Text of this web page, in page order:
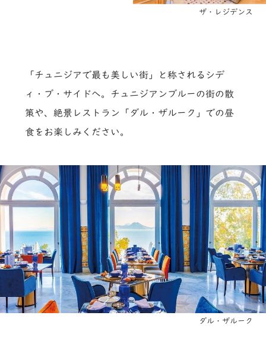
ザ・レジデンス
「チュニジアで最も美しい街」と称されるシデ
ィ・ブ・サイドへ。チュニジアンブルーの街の散
策や、絶景レストラン「ダル・ザルーク」での昼
食をお楽しみください。
ダル・ザルーク